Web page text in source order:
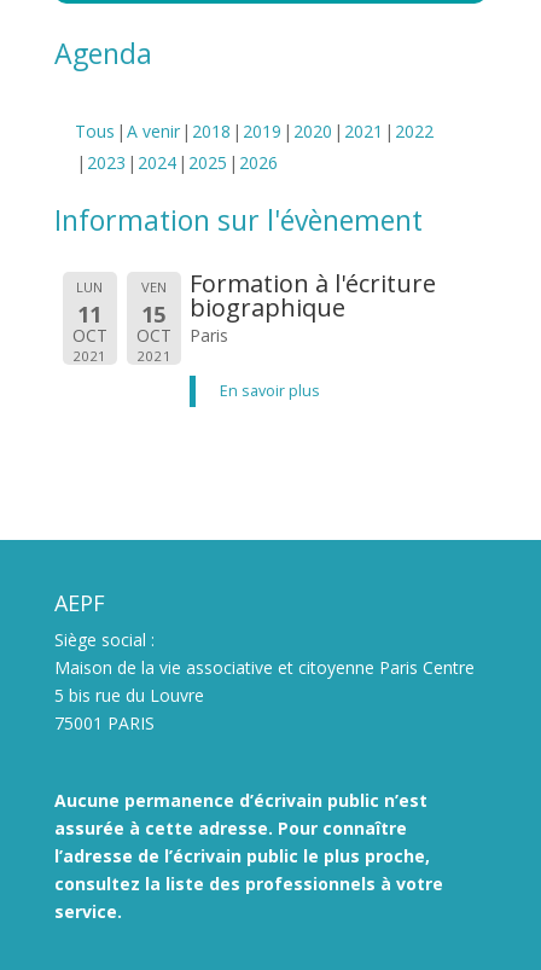
Agenda
Tous A venir 2018 2019 2020 2021
2022
2023
2024 2025 2026
Information sur l'évènement
LUN
11
OCT
2021
VEN
15
OCT
2021
Formation à l'écriture
biographique
Paris
En savoir plus
AEPF
Siège social :
Maison de la vie associative et citoyenne Paris Centre
5 bis rue du Louvre
75001 PARIS
Aucune permanence d’écrivain public n’est
assurée à cette adresse. Pour connaître
l’adresse de l’écrivain public le plus proche,
consultez la liste des professionnels à votre
service.